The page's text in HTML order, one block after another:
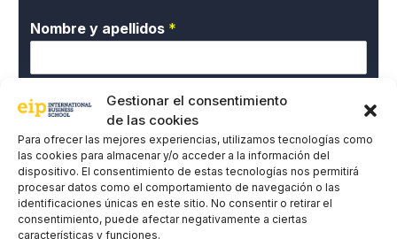
Gestionar el consentimiento
de las cookies
Para ofrecer las mejores experiencias, utilizamos tecnologías como
las cookies para almacenar y/o acceder a la información del
dispositivo. El consentimiento de estas tecnologías nos permitirá
procesar datos como el comportamiento de navegación o las
identificaciones únicas en este sitio. No consentir o retirar el
consentimiento, puede afectar negativamente a ciertas
características y funciones.
Nombre y apellidos *
Correo electrónico*
P
o
l
í
*Doy mi consentimiento expreso y acepto la
Política de privacidad.
EIP International Business School te informa que los datos
del presente formulario serán tratados por Mainjobs